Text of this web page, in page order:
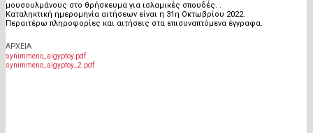
μουσουλμάνους στο θρήσκευμα για ισλαμικές σπουδές. .
Καταληκτική ημερομηνία αιτήσεων είναι η 31η Οκτωβρίου 2022.
Περαιτέρω πληροφορίες και αιτήσεις στα επισυναπτόμενα έγγραφα.
ΑΡΧΕΊΑ
synimmeno_aigyptoy.pdf
synimmeno_aigyptoy_2.pdf